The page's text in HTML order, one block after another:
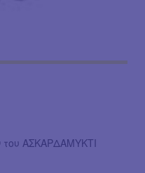
ΑΣΚΑΡΔΑΜΥΚΤΙ